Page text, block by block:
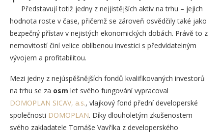
Představují totiž jedny z nejjistějších aktiv na trhu – jejich
hodnota roste v čase, přičemž se zároveň osvědčily také jako
bezpečný přístav v nejistých ekonomických dobách. Právě to z
nemovitostí činí velice oblíbenou investici s předvídatelným
vývojem a profitabilitou.
Mezi jedny z nejúspěšnějších fondů kvalifikovaných investorů
na trhu se za osm let svého fungování vypracoval
DOMOPLAN SICAV, a.s., vlajkový fond přední developerské
společnosti DOMOPLAN. Díky dlouholetým zkušenostem
svého zakladatele Tomáše Vavříka z developerského